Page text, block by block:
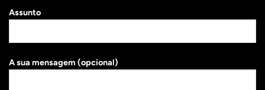
Assunto
A sua mensagem (opcional)